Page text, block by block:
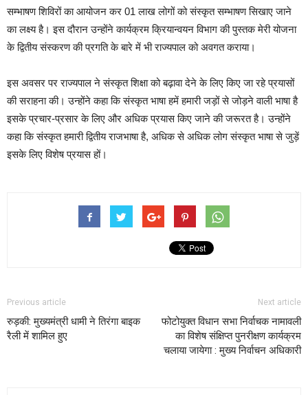
सम्भाषण शिविरों का आयोजन कर 01 लाख लोगों को संस्कृत सम्भाषण सिखाए जाने
का लक्ष्य है। इस दौरान उन्होंने कार्यक्रम क्रियान्वयन विभाग की पुस्तक मेरी योजना
के द्वितीय संस्करण की प्रगति के बारे में भी राज्यपाल को अवगत कराया।
इस अवसर पर राज्यपाल ने संस्कृत शिक्षा को बढ़ावा देने के लिए किए जा रहे प्रयासों
की सराहना की। उन्होंने कहा कि संस्कृत भाषा हमें हमारी जड़ों से जोड़ने वाली भाषा है
इसके प्रचार-प्रसार के लिए और अधिक प्रयास किए जाने की जरूरत है। उन्होंने
कहा कि संस्कृत हमारी द्वितीय राजभाषा है, अधिक से अधिक लोग संस्कृत भाषा से जुड़ें
इसके लिए विशेष प्रयास हों।
Previous article
रुड़की: मुख्यमंत्री धामी ने तिरंगा बाइक
रैली में शामिल हुए
Next article
फोटोयुक्त विधान सभा निर्वाचक नामावली
का विशेष संक्षिप्त पुनरीक्षण कार्यक्रम
चलाया जायेगा : मुख्य निर्वाचन अधिकारी